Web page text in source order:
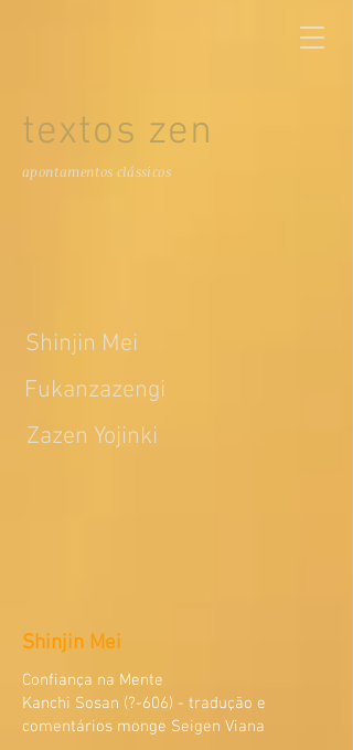
textos zen
apontamentos clássicos
Shinjin Mei
Fukanzazengi
Zazen Yojinki
Shinjin Mei
Confiança na Mente
Kanchi Sosan (?-606) - tradução e
comentários monge Seigen Viana